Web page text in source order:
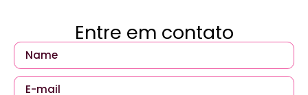
Entre em contato